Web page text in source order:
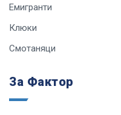
Емигранти
Клюки
Смотаняци
За Фактор